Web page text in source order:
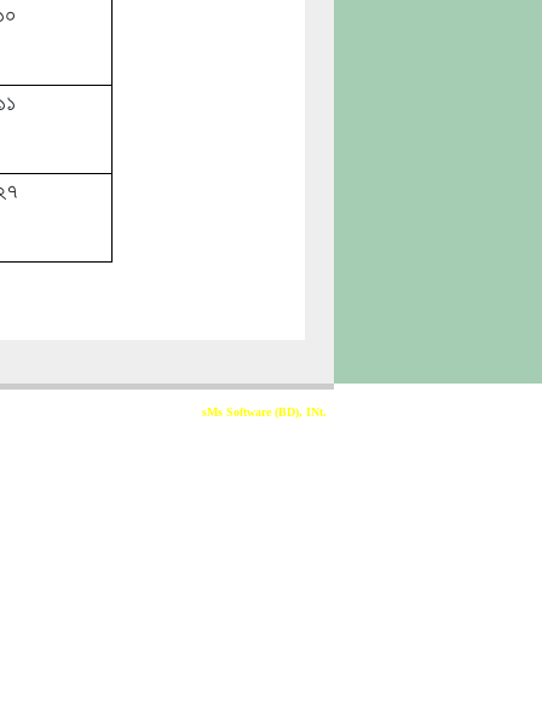
sMs Software (BD), INt.